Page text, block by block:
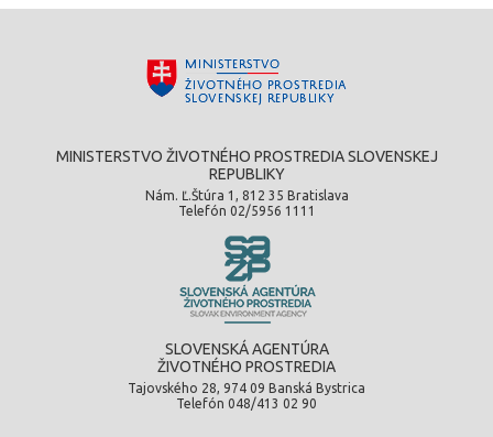
MINISTERSTVO ŽIVOTNÉHO PROSTREDIA SLOVENSKEJ
REPUBLIKY
Nám. Ľ.Štúra 1, 812 35 Bratislava
Telefón 02/5956 1111
SLOVENSKÁ AGENTÚRA
ŽIVOTNÉHO PROSTREDIA
Tajovského 28, 974 09 Banská Bystrica
Telefón 048/413 02 90